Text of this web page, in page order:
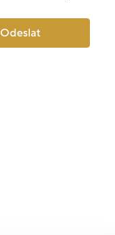
Odeslat